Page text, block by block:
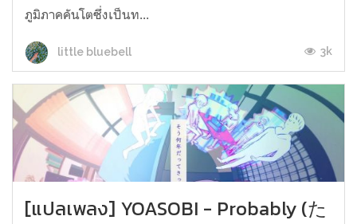
ภูมิภาคคันโตซึ่งเป็นท...
little bluebell 3k
[แปลเพลง] YOASOBI - Probably (た